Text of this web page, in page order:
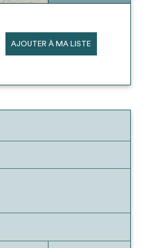
AJOUTER À MA LISTE